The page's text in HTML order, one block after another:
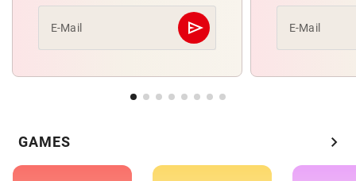
E-Mail send
Abschicken E-Mail
GAMES chevron_right